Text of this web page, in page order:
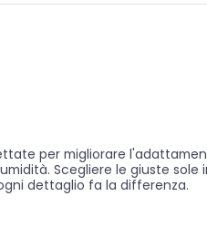
per migliorare
Scegliere le giuste sole
dettaglio fa la differenza.